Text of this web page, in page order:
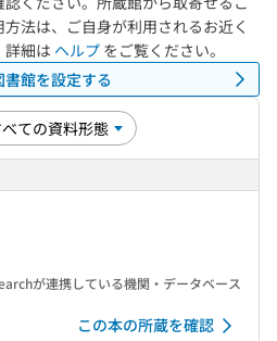
法は、ご自身が利用されるお近く
詳細は ヘルプ をご覧ください。
館を設定する
が連携している機関・データベース
この本の所蔵を確認